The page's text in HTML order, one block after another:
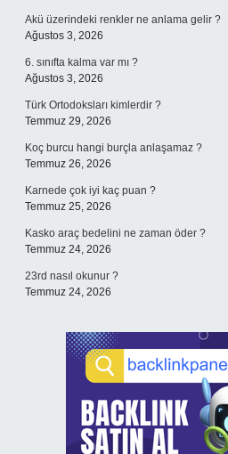
Akü üzerindeki renkler ne anlama gelir ?
Ağustos 3, 2026
6. sınıfta kalma var mı ?
Ağustos 3, 2026
Türk Ortodoksları kimlerdir ?
Temmuz 29, 2026
Koç burcu hangi burçla anlaşamaz ?
Temmuz 26, 2026
Karnede çok iyi kaç puan ?
Temmuz 25, 2026
Kasko araç bedelini ne zaman öder ?
Temmuz 24, 2026
23rd nasıl okunur ?
Temmuz 24, 2026